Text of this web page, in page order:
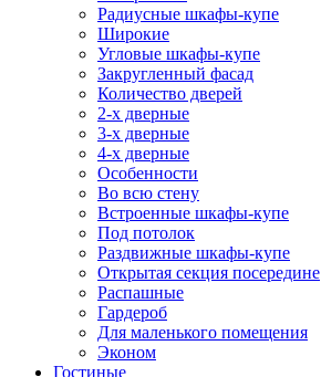
Радиусные шкафы-купе
Широкие
Угловые шкафы-купе
Закругленный фасад
Количество дверей
2-х дверные
3-х дверные
4-х дверные
Особенности
Во всю стену
Встроенные шкафы-купе
Под потолок
Раздвижные шкафы-купе
Открытая секция посередине
Распашные
Гардероб
Для маленького помещения
Эконом
Гостиные